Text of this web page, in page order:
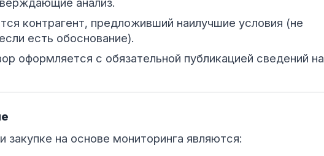
контрагент, предложивший наилучшие условия (не
есть обоснование).
оформляется с обязательной публикацией сведений на
на основе мониторинга являются: